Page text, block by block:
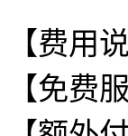
【费用
【免费